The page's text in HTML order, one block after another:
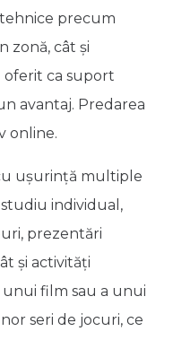
precum
zonă, cât și
ca suport
avantaj. Predarea
online.
ușurință multiple
individual,
prezentări
și activităţi
film sau a unui
seri de jocuri, ce